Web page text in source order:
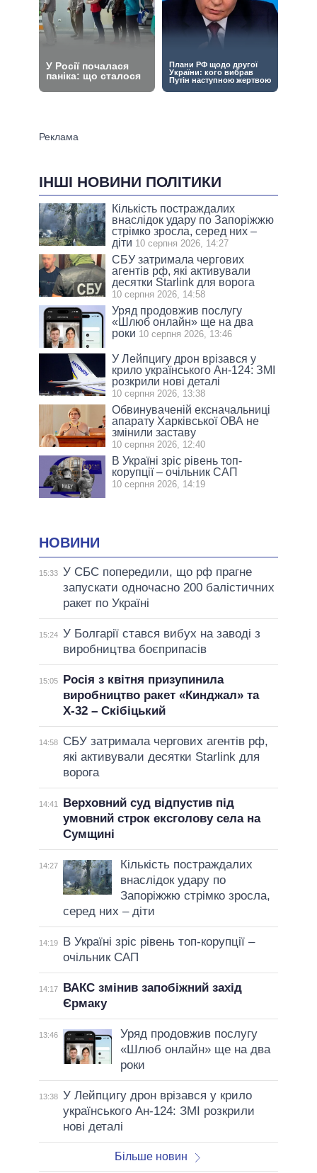
ІНШІ НОВИНИ ПОЛІТИКИ
Кількість постраждалих
внаслідок удару по Запоріжжю
стрімко зросла, серед них –
діти 10 серпня 2026, 14:27
СБУ затримала чергових
агентів рф, які активували
десятки Starlink для ворога
10 серпня 2026, 14:58
Уряд продовжив послугу
«Шлюб онлайн» ще на два
роки 10 серпня 2026, 13:46
У Лейпцигу дрон врізався у
крило українського Ан-124: ЗМІ
розкрили нові деталі
10 серпня 2026, 13:38
Обвинуваченій ексначальниці
апарату Харківської ОВА не
змінили заставу
10 серпня 2026, 12:40
В Україні зріс рівень топ-
корупції – очільник САП
10 серпня 2026, 14:19
НОВИНИ
15:33 У СБС попередили, що рф прагне
запускати одночасно 200 балістичних
ракет по Україні
15:24 У Болгарії стався вибух на заводі з
виробництва боєприпасів
15:05
Росія з квітня призупинила
виробництво ракет «Кинджал» та
Х-32 – Скібіцький
14:58
СБУ затримала чергових агентів рф,
які активували десятки Starlink для
ворога
14:41
Верховний суд відпустив під
умовний строк ексголову села на
Сумщині
14:27
Кількість постраждалих
внаслідок удару по
Запоріжжю стрімко зросла,
серед них – діти
14:19
В Україні зріс рівень топ-корупції –
очільник САП
14:17
ВАКС змінив запобіжний захід
Єрмаку
13:46
Уряд продовжив послугу
«Шлюб онлайн» ще на два
роки
13:38 У Лейпцигу дрон врізався у крило
українського Ан-124: ЗМІ розкрили
нові деталі
Більше новин